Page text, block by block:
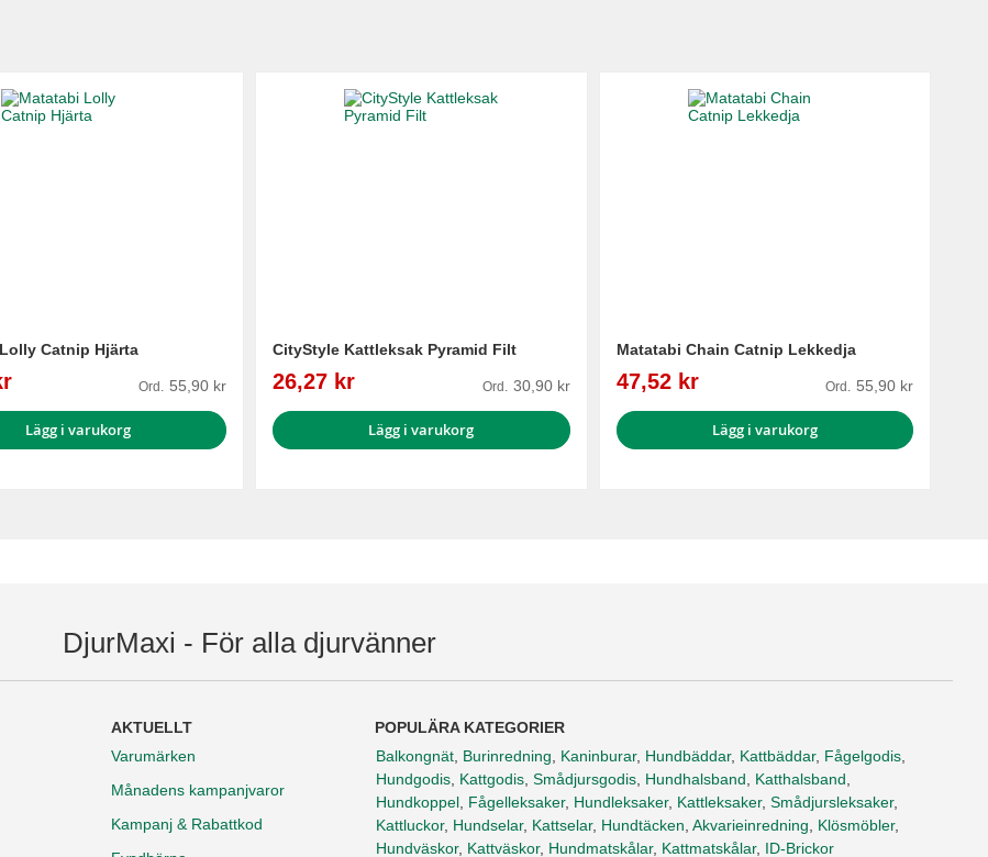
Catnip Hjärta
Ord. 55,90 kr
Lägg i varukorg
CityStyle Kattleksak Pyramid Filt
Reapris
26,27 kr Ord. 30,90 kr
Lägg i varukorg
Matatabi Chain Catnip Lekkedja
Reapris
47,52 kr Ord. 55,90 kr
Lägg i varukorg
DjurMaxi - För alla djurvänner
AKTUELLT
Varumärken
Månadens kampanjvaror
Kampanj & Rabattkod
POPULÄRA KATEGORIER
Balkongnät Burinredning Kaninburar, Hundbäddar, Kattbäddar, Fågelgodis
Hundgodis Kattgodis Smådjursgodis Hundhalsband Katthalsband
Hundkoppel Fågelleksaker, Hundleksaker, Kattleksaker, Smådjursleksaker,
Kattluckor, Hundselar, Kattselar, Hundtäcken Akvarieinredning Klösmöbler,
Hundväskor, Kattväskor, Hundmatskålar, Kattmatskålar, ID-Brickor